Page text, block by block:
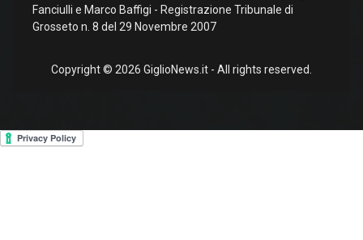
Fanciulli e Marco Baffigi - Registrazione Tribunale di
Grosseto n. 8 del 29 Novembre 2007
Copyright © 2026 GiglioNews.it - All rights reserved.